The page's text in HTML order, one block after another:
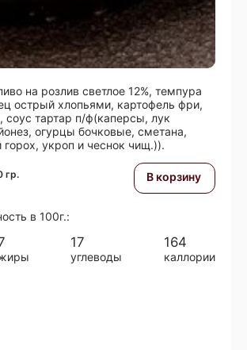
на розлив светлое 12%, темпура
острый хлопьями, картофель фри,
соус тартар п/ф(каперсы, лук
огурцы бочковые, сметана,
укроп и чеснок чищ.)).
гр. В корзину
в 100г.:
17
углеводы
164
каллории